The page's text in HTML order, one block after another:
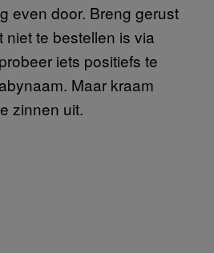
even door. Breng gerust
te bestellen is via
iets positiefs te
Maar kraam
zinnen uit.